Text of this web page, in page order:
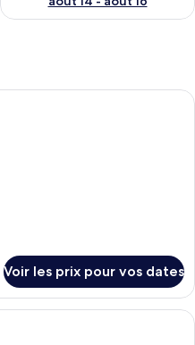
Une petite chambre avec un lit
Voir les prix pour vos dates
Une chambre avec un lit simple,